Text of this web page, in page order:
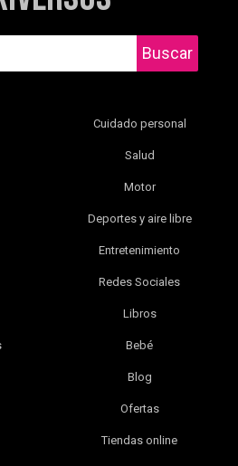
Buscar
Cuidado personal
Salud
Motor
Deportes y aire libre
Entretenimiento
Redes Sociales
Libros
Bebé
Blog
Ofertas
Tiendas online